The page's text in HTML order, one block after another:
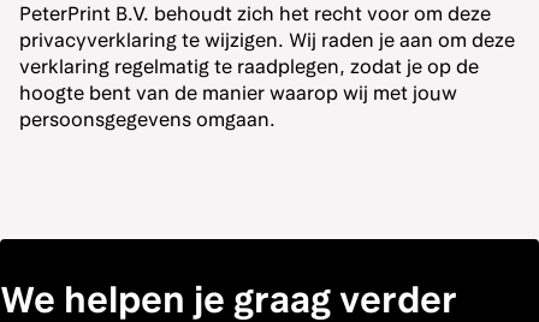
PeterPrint B.V. behoudt zich het recht voor om deze
privacyverklaring te wijzigen. Wij raden je aan om deze
verklaring regelmatig te raadplegen, zodat je op de
hoogte bent van de manier waarop wij met jouw
persoonsgegevens omgaan.
We helpen je graag verder